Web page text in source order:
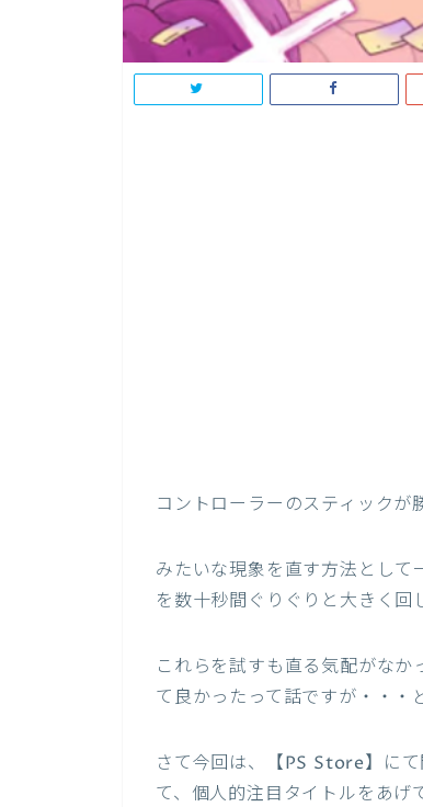
コントローラーのスティックが
みたいな現象を直す方法とし
を数十秒間ぐりぐりと大きく回
これらを試すも直る気配がな
て良かったって話ですが・・・
さて今回は、【PS Store】に
て、個人的注目タイトルをあげ